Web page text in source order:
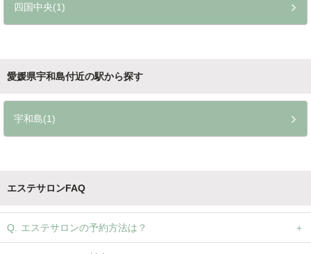
四国中央(1)
愛媛県宇和島付近の駅から探す
宇和島(1)
エステサロンFAQ
エステサロンの予約方法は？